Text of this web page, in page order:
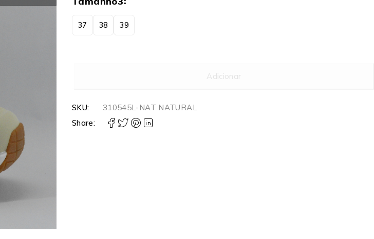
37 38 39
Adicionar
SKU:
310545L-NAT NATURAL
Share: